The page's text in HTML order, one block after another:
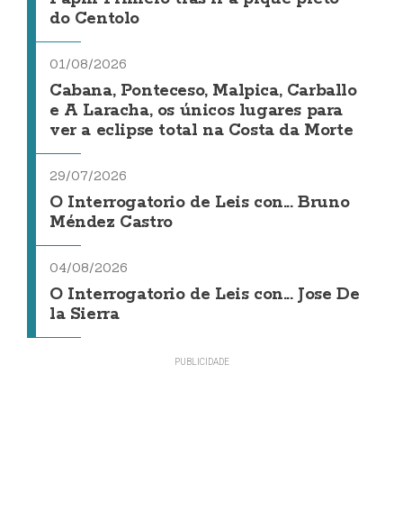
do Centolo
01/08/2026
Cabana, Ponteceso, Malpica, Carballo
e A Laracha, os únicos lugares para
ver a eclipse total na Costa da Morte
29/07/2026
O Interrogatorio de Leis con... Bruno
Méndez Castro
04/08/2026
O Interrogatorio de Leis con... Jose De
la Sierra